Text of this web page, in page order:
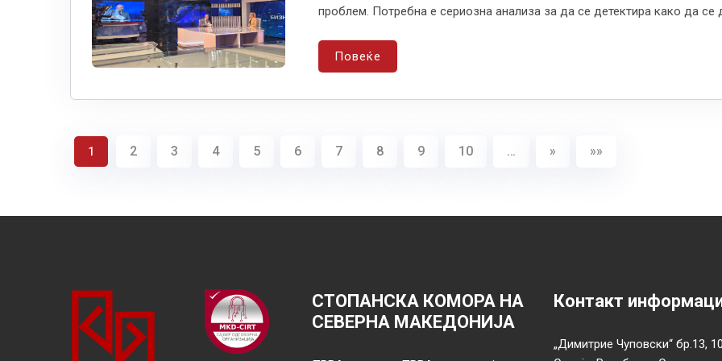
проблем. Потребна е сериозна анализа за да се детектира како да се
Повеќе
1 2 3 4 5 6 7 8 9 10 … » »»
СТОПАНСКА КОМОРА НА
СЕВЕРНА МАКЕДОНИЈА
Контакт
„Димитрие Чуповски“ бр.13,